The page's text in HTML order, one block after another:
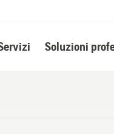
Soluzioni